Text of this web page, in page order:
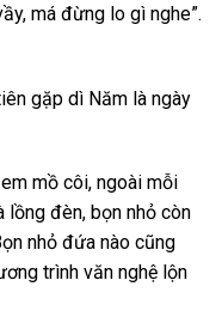
má đừng lo gì nghe”.
gặp dì Năm là ngày
mồ côi, ngoài mỗi
lồng đèn, bọn nhỏ còn
nhỏ đứa nào cũng
trình văn nghệ lộn